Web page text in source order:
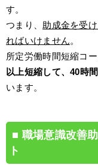
す。
つまり、 助成金を受
ればいけません。
所定労働時間短縮コ
以上短縮して、40時
います。
職場意識改善
ト